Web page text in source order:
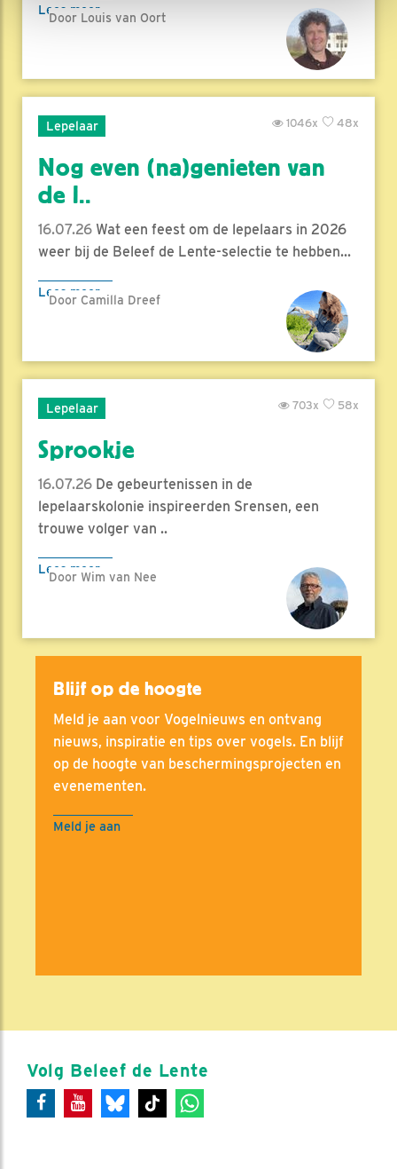
Lees meer
Door Louis van Oort
Lepelaar 48x
1046x
Nog even (na)genieten van
de l..
16.07.26 Wat een feest om de lepelaars in 2026
weer bij de Beleef de Lente-selectie te hebben...
Lees meer
Door Camilla Dreef
Lepelaar 58x
703x
Sprookje
16.07.26 De gebeurtenissen in de
lepelaarskolonie inspireerden Srensen, een
trouwe volger van ..
Lees meer
Door Wim van Nee
Blijf op de hoogte
Meld je aan voor Vogelnieuws en ontvang
nieuws, inspiratie en tips over vogels. En blijf
op de hoogte van beschermingsprojecten en
evenementen.
Meld je aan
Volg Beleef de Lente